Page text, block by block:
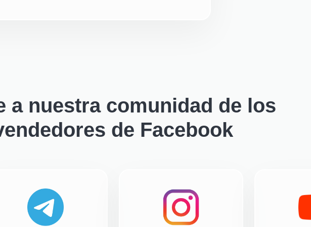
a nuestra comunidad de los
de Facebook